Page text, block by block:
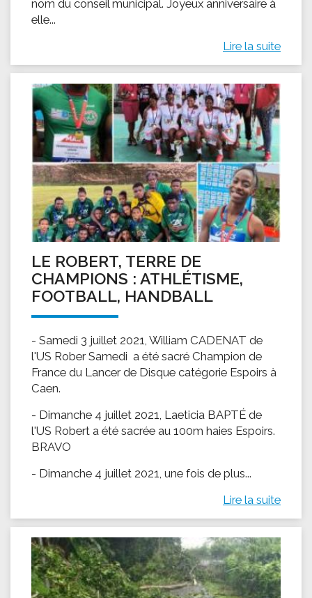
nom du conseil municipal. Joyeux anniversaire à
elle...
Lire la suite
LE ROBERT, TERRE DE
CHAMPIONS : ATHLÉTISME,
FOOTBALL, HANDBALL
- Samedi 3 juillet 2021, William CADENAT de
l'US Rober Samedi a été sacré Champion de
France du Lancer de Disque catégorie Espoirs à
Caen.
- Dimanche 4 juillet 2021, Laeticia BAPTÉ de
l'US Robert a été sacrée au 100m haies Espoirs.
BRAVO
- Dimanche 4 juillet 2021, une fois de plus...
Lire la suite